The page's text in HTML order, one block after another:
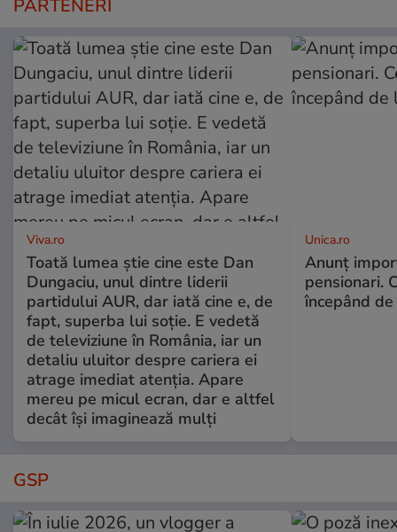
PARTENERI
Viva.ro
Toată lumea știe cine este Dan
Dungaciu, unul dintre liderii
partidului AUR, dar iată cine e, de
fapt, superba lui soție. E vedetă
de televiziune în România, iar un
detaliu uluitor despre cariera ei
atrage imediat atenția. Apare
mereu pe micul ecran, dar e altfel
decât își imaginează mulți
Unica.ro
Anunț
pensionari.
începând
GSP